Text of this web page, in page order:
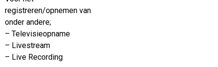
registreren/opnemen van
onder andere;
– Televisieopname
– Livestream
– Live Recording